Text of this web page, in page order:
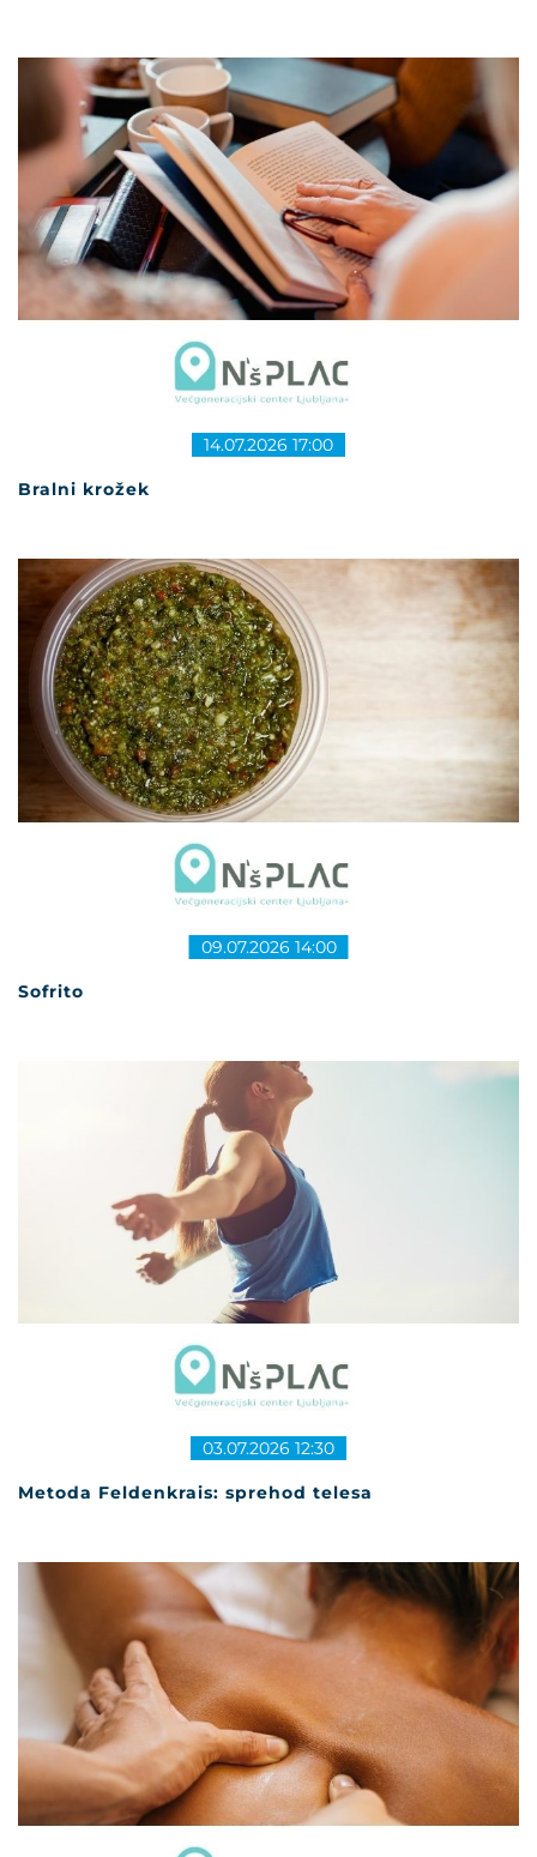
Bralni krožek
14.07.2026 17:00
Sofrito
09.07.2026 14:00
Metoda Feldenkrais: sprehod telesa
03.07.2026 12:30